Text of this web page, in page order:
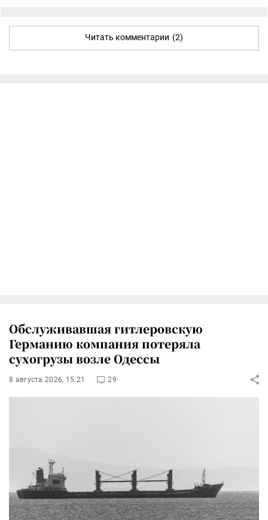
Читать комментарии (2)
Обслуживавшая гитлеровскую
Германию компания потеряла
сухогрузы возле Одессы
8 августа 2026, 15:21 29